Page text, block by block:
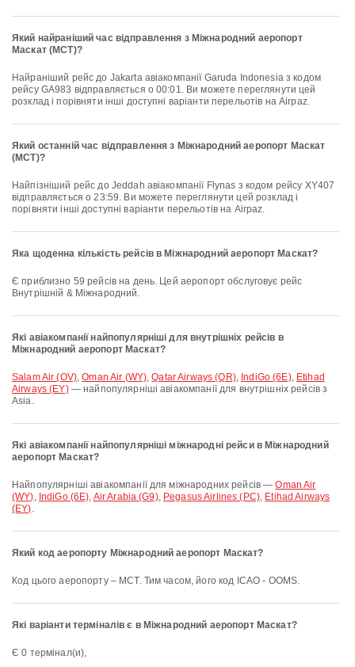
Який найраніший час відправлення з Міжнародний аеропорт
Маскат (MCT)?
Найраніший рейс до Jakarta авіакомпанії Garuda Indonesia з кодом
рейсу GA983 відправляється о 00:01. Ви можете переглянути цей
розклад і порівняти інші доступні варіанти перельотів на Airpaz.
Який останній час відправлення з Міжнародний аеропорт Маскат
(MCT)?
Найпізніший рейс до Jeddah авіакомпанії Flynas з кодом рейсу XY407
відправляється о 23:59. Ви можете переглянути цей розклад і
порівняти інші доступні варіанти перельотів на Airpaz.
Яка щоденна кількість рейсів в Міжнародний аеропорт Маскат?
Є приблизно 59 рейсів на день. Цей аеропорт обслуговує рейс
Внутрішній & Міжнародний.
Які авіакомпанії найпопулярніші для внутрішніх рейсів в
Міжнародний аеропорт Маскат?
Salam Air (OV),Oman Air (WY),Qatar Airways (QR), IndiGo (6E), Etihad
Airways (EY)— найпопулярніші авіакомпанії для внутрішніх рейсів з
Asia.
Які авіакомпанії найпопулярніші міжнародні рейси в Міжнародний
аеропорт Маскат?
Найпопулярніші авіакомпанії для міжнародних рейсів —Oman Air
(WY), IndiGo (6E), Air Arabia (G9), Pegasus Airlines (PC), Etihad Airways
(EY).
Який код аеропорту Міжнародний аеропорт Маскат?
Код цього аеропорту – MCT. Тим часом, його код ICAO - OOMS.
Які варіанти терміналів є в Міжнародний аеропорт Маскат?
Є 0 термінал(и),